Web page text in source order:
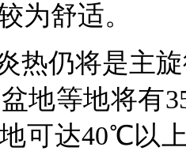
为舒适。
热仍将是主
地等地将有
可达40℃以